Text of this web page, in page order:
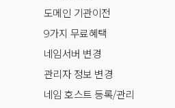
도메인 기관이전
9가지 무료혜택
네임서버 변경
관리자 정보 변경
네임 호스트 등록/관리